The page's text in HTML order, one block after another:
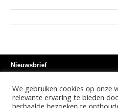
Nieuwsbrief
Instagram Facebook Youtube
We gebruiken cookies op onze
relevante ervaring te bieden
herhaalde bezoeken te